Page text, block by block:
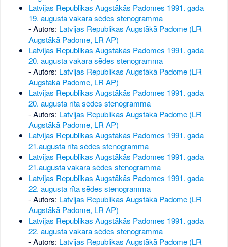
Latvijas Republikas Augstākās Padomes 1991. gada
19. augusta vakara sēdes stenogramma
- Autors: Latvijas Republikas Augstākā Padome (LR
Augstākā Padome, LR AP)
Latvijas Republikas Augstākās Padomes 1991. gada
20. augusta vakara sēdes stenogramma
- Autors: Latvijas Republikas Augstākā Padome (LR
Augstākā Padome, LR AP)
Latvijas Republikas Augstākās Padomes 1991. gada
20. augusta rīta sēdes stenogramma
- Autors: Latvijas Republikas Augstākā Padome (LR
Augstākā Padome, LR AP)
Latvijas Republikas Augstākās Padomes 1991. gada
21.augusta rīta sēdes stenogramma
Latvijas Republikas Augstākās Padomes 1991. gada
21.augusta vakara sēdes stenogramma
Latvijas Republikas Augstākās Padomes 1991. gada
22. augusta rīta sēdes stenogramma
- Autors: Latvijas Republikas Augstākā Padome (LR
Augstākā Padome, LR AP)
Latvijas Republikas Augstākās Padomes 1991. gada
22. augusta vakara sēdes stenogramma
- Autors: Latvijas Republikas Augstākā Padome (LR